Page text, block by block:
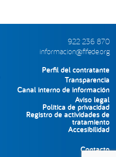
922 236 870
informacion@fifede.org
Perfil del contratante
Transparencia
Canal interno de información
Aviso legal
Política de privacidad
Registro de actividades de
tratamiento
Accesibilidad
Contacto